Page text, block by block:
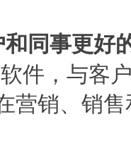
同事更好
件，与客
营销、销